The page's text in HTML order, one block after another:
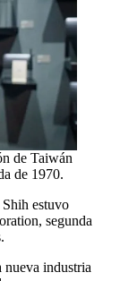
de Taiwán
de 1970.
estuvo
segunda
nueva industria